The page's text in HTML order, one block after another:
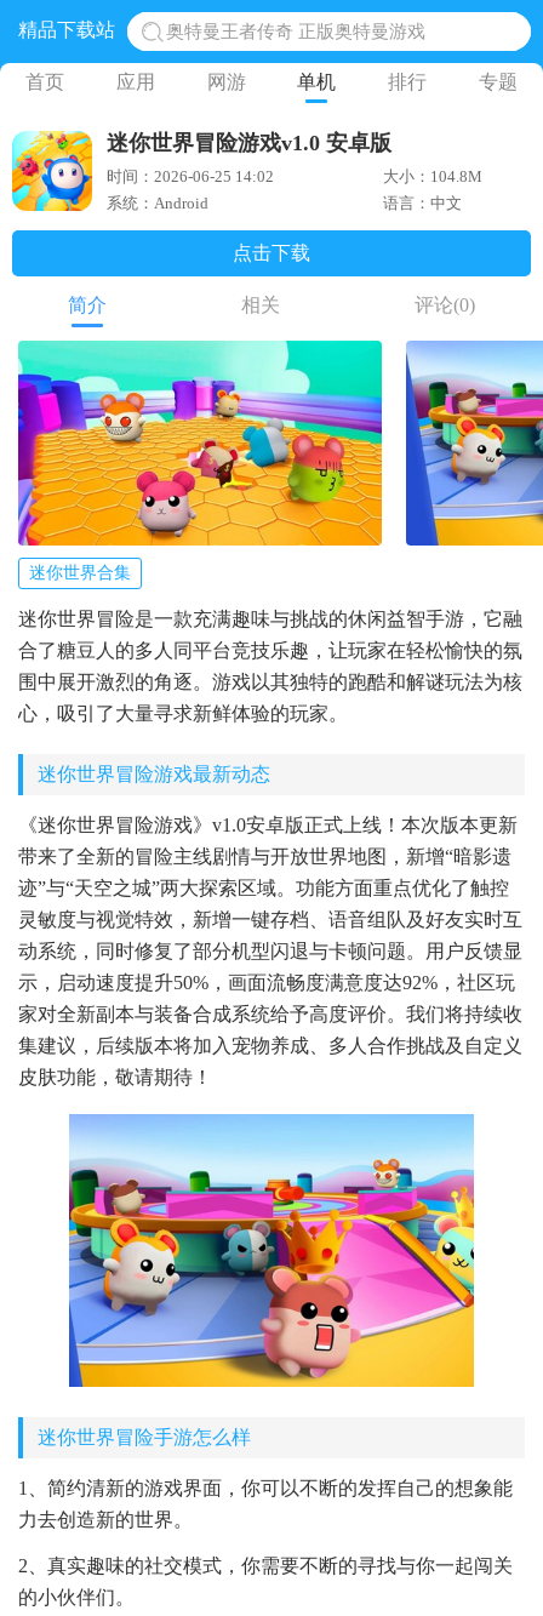
精品下载站
地铁跑酷体验服国际服 地铁跑酷体验服版本
网易光遇手游正版 点亮星空共庆周年
黎明觉醒生机腾讯正版 黎明觉醒生机国际服
蛋仔派对下载 蛋仔派对体验服
奥特曼王者传奇 正版奥特曼游戏
首页 应用 网游 单机 排行 专题
迷你世界冒险游戏v1.0 安卓版
时间：2026-06-25 14:02
大小：104.8M
系统：Android
语言：中文
点击下载
简介 相关 评论(0)
迷你世界合集
迷你世界冒险是一款充满趣味与挑战的休闲益智手游，它融
合了糖豆人的多人同平台竞技乐趣，让玩家在轻松愉快的氛
围中展开激烈的角逐。游戏以其独特的跑酷和解谜玩法为核
心，吸引了大量寻求新鲜体验的玩家。
迷你世界冒险游戏最新动态
《迷你世界冒险游戏》v1.0安卓版正式上线！本次版本更新
带来了全新的冒险主线剧情与开放世界地图，新增“暗影遗
迹”与“天空之城”两大探索区域。功能方面重点优化了触控
灵敏度与视觉特效，新增一键存档、语音组队及好友实时互
动系统，同时修复了部分机型闪退与卡顿问题。用户反馈显
示，启动速度提升50%，画面流畅度满意度达92%，社区玩
家对全新副本与装备合成系统给予高度评价。我们将持续收
集建议，后续版本将加入宠物养成、多人合作挑战及自定义
皮肤功能，敬请期待！
迷你世界冒险手游怎么样
1、简约清新的游戏界面，你可以不断的发挥自己的想象能
力去创造新的世界。
2、真实趣味的社交模式，你需要不断的寻找与你一起闯关
的小伙伴们。